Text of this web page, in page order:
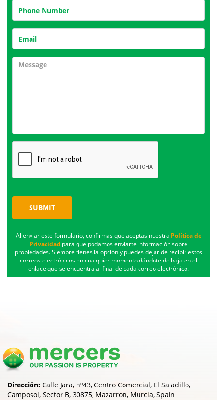
SUBMIT
Al enviar este formulario, confirmas que aceptas nuestra Política de
Privacidad para que podamos enviarte información sobre
propiedades. Siempre tienes la opción y puedes dejar de recibir estos
correos electrónicos en cualquier momento dándote de baja en el
enlace que se encuentra al final de cada correo electrónico.
Dirección: Calle Jara, nº43, Centro Comercial, El Saladillo,
Camposol, Sector B, 30875, Mazarron, Murcia, Spain